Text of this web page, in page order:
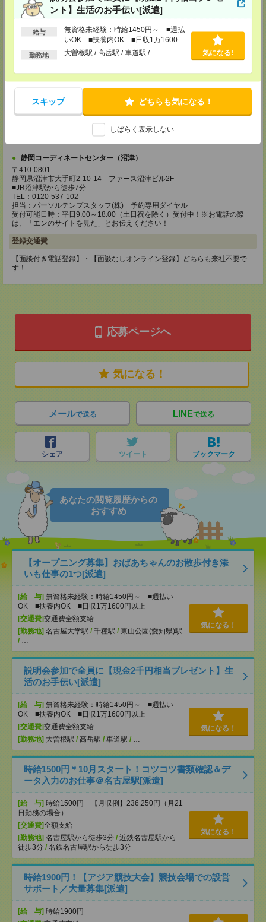
ント】生活のお手伝い[派遣]
給与
無資格未経験：時給1450円～ ■週払
いOK ■扶養内OK ■日収1万1600円
以上
勤務地 大曽根駅 / 高岳駅 / 車道駅 / … 気になる!
スキップ どちらも気になる！
しばらく表示しない
〒436-0056
浜松市中区板屋町111-2 浜松アクトタワー11F
TEL：0120-537-102
担当：パーソルテンプスタッフ(株) 予約専用ダイヤル
受付可能日時：平日9:00～18:00（土日祝を除く）受付中！※お電話の際
は、「エンのサイトを見た」とお伝えください！
静岡コーディネートセンター（静岡）
〒420-0851
静岡県静岡市葵区黒金町11-7 大樹生命静岡駅前ビル2F
■JR静岡駅から徒歩5分
TEL：0120-537-102
担当：パーソルテンプスタッフ(株) 予約専用ダイヤル
受付可能日時：平日9:00～18:00（土日祝を除く）受付中！※お電話の際
静岡コーディネートセンター（沼津）
〒410-0801
静岡県沼津市大手町2-10-14 ファース沼津ビル2F
■JR沼津駅から徒歩7分
TEL：0120-537-102
担当：パーソルテンプスタッフ(株) 予約専用ダイヤル
受付可能日時：平日9:00～18:00（土日祝を除く）受付中！※お電話の際
は、「エンのサイトを見た」とお伝えください！
登録交通費
【面談付き電話登録】・【面談なしオンライン登録】どちらも来社不要で
す！
応募ページへ
気になる！
メールで送る LINEで送る
シェア ツイート ブックマーク
あなたの閲覧履歴からの
おすすめ
【オープニング募集】おばあちゃんのお散歩付き添
いも仕事の1つ[派遣]
[給 与] 無資格未経験：時給1450円～ ■週払い
OK ■扶養内OK ■日収1万1600円以上
[交通費]交通費全額支給
[勤務地] 名古屋大学駅 / 千種駅 / 東山公園(愛知県)駅
/ …
気になる！
説明会参加で全員に【現金2千円相当プレゼント】生
活のお手伝い[派遣]
[給 与] 無資格未経験：時給1450円～ ■週払い
OK ■扶養内OK ■日収1万1600円以上
[交通費]交通費全額支給
[勤務地] 大曽根駅 / 高岳駅 / 車道駅 / …
気になる！
時給1500円＊10月スタート！コツコツ書類確認＆デ
ータ入力のお仕事＠名古屋駅[派遣]
[給 与] 時給1500円 【月収例】236,250円（月21
日勤務の場合）
[交通費]全額支給
[勤務地] 名古屋駅から徒歩3分 / 近鉄名古屋駅から
徒歩3分 / 名鉄名古屋駅から徒歩3分
気になる！
時給1900円！【アジア競技大会】競技会場での設営
サポート／大量募集[派遣]
[給 与] 時給1900円